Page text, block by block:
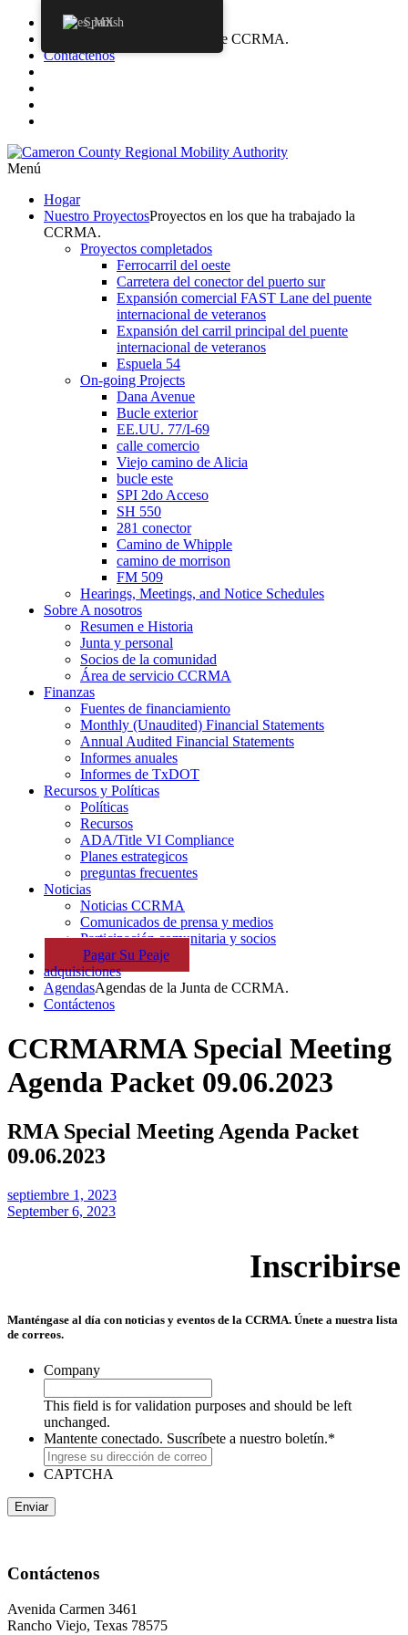
adquisiciones
Agendas de la Junta de CCRMA.
Contáctenos
Menú
Hogar
Nuestro ProyectosProyectos en los que ha trabajado la
CCRMA.
Proyectos completados
Ferrocarril del oeste
Carretera del conector del puerto sur
Expansión comercial FAST Lane del puente
internacional de veteranos
Expansión del carril principal del puente
internacional de veteranos
Espuela 54
On-going Projects
Dana Avenue
Bucle exterior
EE.UU. 77/I-69
calle comercio
Viejo camino de Alicia
bucle este
SPI 2do Acceso
SH 550
281 conector
Camino de Whipple
camino de morrison
FM 509
Hearings, Meetings, and Notice Schedules
Sobre A nosotros
Resumen e Historia
Junta y personal
Socios de la comunidad
Área de servicio CCRMA
Finanzas
Fuentes de financiamiento
Monthly (Unaudited) Financial Statements
Annual Audited Financial Statements
Informes anuales
Informes de TxDOT
Recursos y Políticas
Políticas
Recursos
ADA/Title VI Compliance
Planes estrategicos
preguntas frecuentes
Noticias
Noticias CCRMA
Comunicados de prensa y medios
Participación comunitaria y socios
Pagar Su Peaje
adquisiciones
AgendasAgendas de la Junta de CCRMA.
Contáctenos
CCRMARMA Special Meeting
Agenda Packet 09.06.2023
RMA Special Meeting Agenda Packet
09.06.2023
septiembre 1, 2023
September 6, 2023
Inscribirse
Manténgase al día con noticias y eventos de la CCRMA. Únete a nuestra lista
de correos.
Company
This field is for validation purposes and should be left
unchanged.
Mantente conectado. Suscríbete a nuestro boletín.*
CAPTCHA
Contáctenos
Avenida Carmen 3461
Rancho Viejo, Texas 78575
Spanish